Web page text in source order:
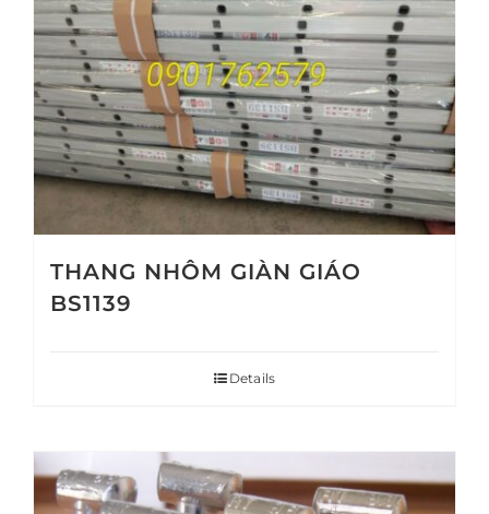
THANG NHÔM GIÀN GIÁO
BS1139
Details